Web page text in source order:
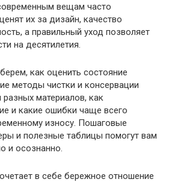
вещам часто
их за дизайн, качество
а правильный уход позволяет
на десятилетия.
как оценить состояние
методы чистки и консервации
материалов, как
и какие ошибки чаще всего
износу. Пошаговые
и полезные таблицы помогут вам
и осознанно.
в себе бережное отношение